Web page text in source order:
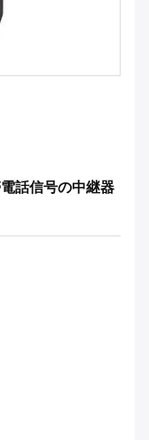
話信号の中継器